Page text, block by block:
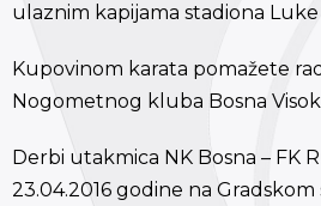
ulaznim kapijama stadiona Luke
Kupovinom karata pomažete
Nogometnog kluba Bosna
Derbi utakmica NK Bosna – FK
23.04.2016 godine na